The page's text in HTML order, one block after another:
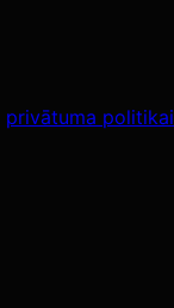
privātuma politikai